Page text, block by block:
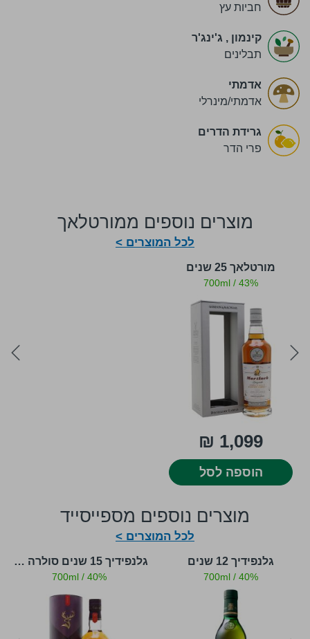
חביות עץ
קינמון , ג'ינג'ר
תבלינים
אדמתי
אדמתי/מינרלי
גרידת הדרים
פרי הדר
מוצרים נוספים ממורטלאך
לכל המוצרים >
מורטלאך 25 שנים
700ml / 43%
1,099 ₪
הוספה לסל
מוצרים נוספים מספייסייד
לכל המוצרים >
גלנפידיך 12 שנים
700ml / 40%
גלנפידיך 15 שנים סולרה רזרב
700ml / 40%